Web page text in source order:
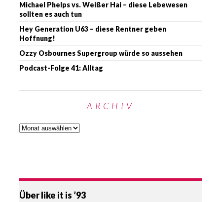
Michael Phelps vs. Weißer Hai – diese Lebewesen
sollten es auch tun
Hey Generation U63 – diese Rentner geben
Hoffnung!
Ozzy Osbournes Supergroup würde so aussehen
Podcast-Folge 41: Alltag
ARCHIV
Über like it is ’93